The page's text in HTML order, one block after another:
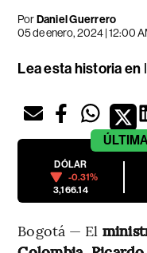
PorDaniel Guerrero
05 de enero, 2024 | 12:00
Lea esta historia en
DÓLAR
-0.31%
3,166.14
Bogotá — El